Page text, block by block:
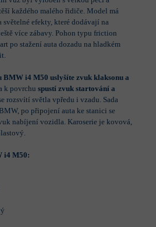
každého malého řidiče. Model má
efekty, které dodávají na
více zábavy. Pohon typu friction
po stažení auta dozadu na hladkém
BMW i4 M50 uslyšíte zvuk klaksonu a
k povrchu spustí zvuk startování a
rozsvítí světla vpředu i vzadu. Sada
po připojení auta ke stanici se
nabíjení vozidla. Karoserie je kovová,
i4 M50: